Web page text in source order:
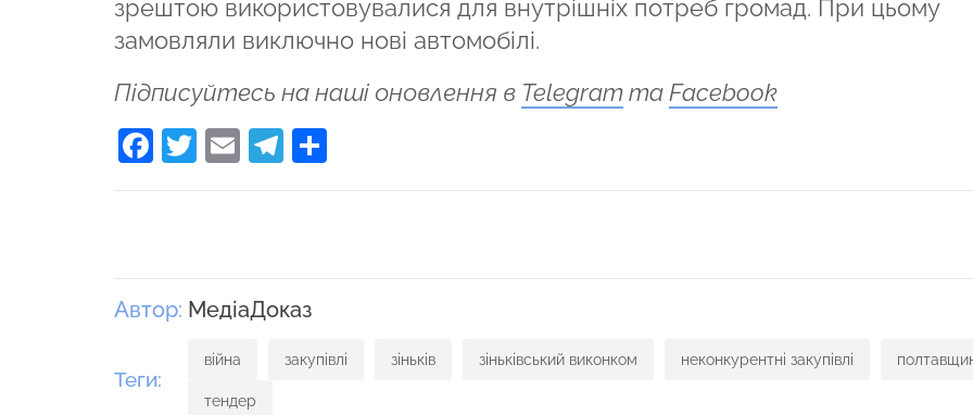
зрештою використовувалися для внутрішніх потреб громад. При цьому
замовляли виключно нові автомобілі.
Підписуйтесь на наші оновлення в Telegram таFacebook
Facebook
Twitter
EmailTelegram
Поділитися
Автор: МедіаДоказ
Теги:
війна закупівлі зіньків зіньківський виконком неконкурентні закупівлі
тендер